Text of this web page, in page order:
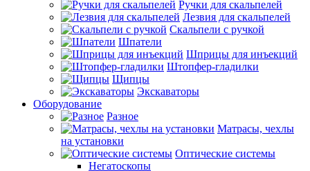
Ручки для скальпелей
Лезвия для скальпелей
Скальпели с ручкой
Шпатели
Шприцы для инъекций
Штопфер-гладилки
Щипцы
Экскаваторы
Оборудование
Разное
Матрасы, чехлы
на установки
Оптические системы
Негатоскопы